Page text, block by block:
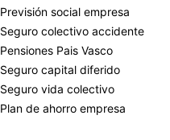
Previsión social empresa
Seguro colectivo accidente
Pensiones Pais Vasco
Seguro capital diferido
Seguro vida colectivo
Plan de ahorro empresa